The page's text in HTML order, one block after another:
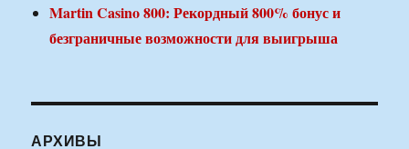
Martin Casino 800: Рекордный 800% бонус и
безграничные возможности для выигрыша
АРХИВЫ